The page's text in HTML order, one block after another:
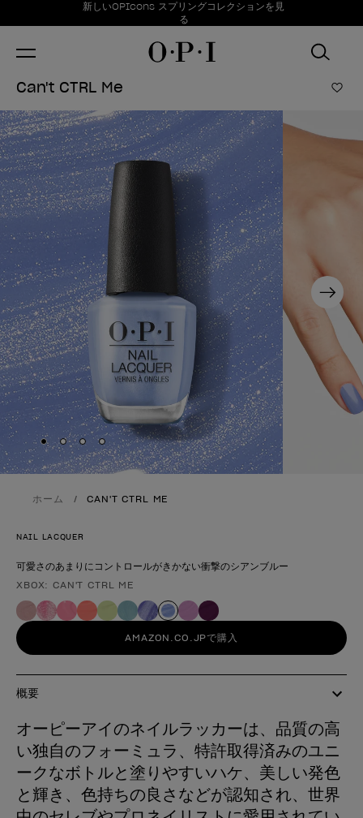
お得情報新しいOPIcons スプリングコレクションを見
る
Item 1 of 1
Can't CTRL Me ほ
Next
Skip to slide1
Skip to slide2
Skip to slide3
Skip to slide4
ホーム CAN'T CTRL ME
NAIL LACQUER
可愛さのあまりにコントロールがきかない衝撃のシアンブルー
製品形態
XBOX: CAN'T CTRL ME
AMAZON.CO.JPで購入
概要
オーピーアイのネイルラッカーは、品質の高
い独自のフォーミュラ、特許取得済みのユニ
ークなボトルと塗りやすいハケ、美しい発色
と輝き、色持ちの良さなどが認知され、世界